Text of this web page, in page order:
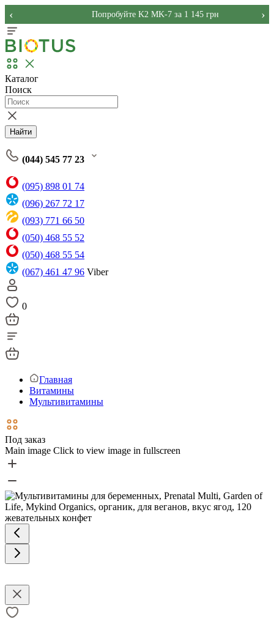
Попробуйте K2 MK-7 за 1 145 грн
‹ ›
Каталог
Поиск
Найти
(044) 545 77 23
(095) 898 01 74
(096) 267 72 17
(093) 771 66 50
(050) 468 55 52
(050) 468 55 54
(067) 461 47 96 Viber
0
Главная
Витамины
Мультивитамины
Под заказ
Main image Click to view image in fullscreen